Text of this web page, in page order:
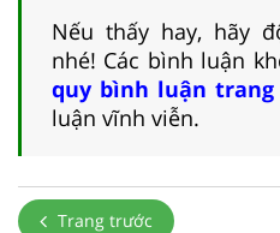
Nếu thấy hay, hãy
nhé! Các bình luận
quy bình luận trang
luận vĩnh viễn.
Trang trước